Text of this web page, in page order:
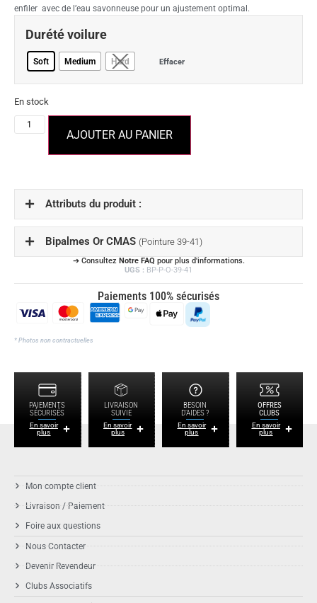
enfiler avec de l’eau savonneuse pour un ajustement optimal.
Durété voilure
Soft Medium Hard Effacer
En stock
AJOUTER AU PANIER
Attributs du produit :
Bipalmes Or CMAS (Pointure 39-41)
➔ Consultez Notre FAQ pour plus d'informations.
UGS : BP-P-O-39-41
Paiements 100% sécurisés
* Photos non contractuelles
PAIEMENTS
SÉCURISÉS
En savoir
plus
LIVRAISON
SUIVIE
En savoir
plus
BESOIN
D'AIDES ?
En savoir
plus
OFFRES
CLUBS
En savoir
plus
Mon compte client
Livraison / Paiement
Foire aux questions
Nous Contacter
Devenir Revendeur
Clubs Associatifs